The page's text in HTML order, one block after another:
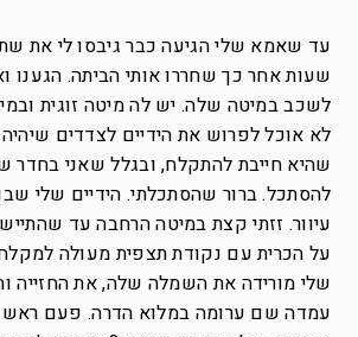
עד שאמא שלי הגיעה כבר גיבסו לי את
שעות אחר כך שחררו אותי הביתה. הגענו
לשכב במיטה שלה. יש לה מיטה זוגית
לא אוכל לפרוש את הידיים לצדדים
שהיא חייבת להתקלח, ובגלל שאני בחדר
להסתכל. ברור שהסתכלתי. הידיים שלי
עיוור. זזתי קצת במיטה הרחבה עד
על הכרית עם נקודת תצפית מעולה
שלי מורידה את השמלה שלה, את החזייה
עמדה שם ערומה במלוא הדרה. פעם